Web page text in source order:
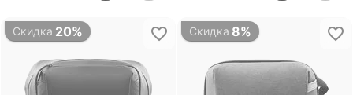
Скидка 20% Скидка 8%